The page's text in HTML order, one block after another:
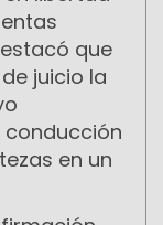
que
juicio la
en un